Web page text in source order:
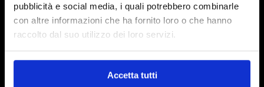
pubblicità e social media, i quali potrebbero combinarle
con altre informazioni che ha fornito loro o che hanno
raccolto dal suo utilizzo dei loro servizi.
Accetta tutti
REQUEST INFORMATION
Per maggiori informazioni tecnico-
scientifiche richiedere la Monografia e la